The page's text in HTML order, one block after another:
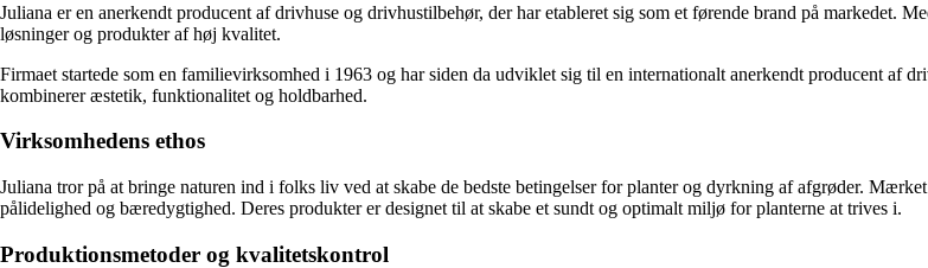
Juliana er en anerkendt producent af drivhuse og drivhustilbehør, der har etableret sig som et førende brand på markedet.
løsninger og produkter af høj kvalitet.
Firmaet startede som en familievirksomhed i 1963 og har siden da udviklet sig til en internationalt anerkendt producent af
kombinerer æstetik, funktionalitet og holdbarhed.
Virksomhedens ethos
Juliana tror på at bringe naturen ind i folks liv ved at skabe de bedste betingelser for planter og dyrkning af afgrøder.
pålidelighed og bæredygtighed. Deres produkter er designet til at skabe et sundt og optimalt miljø for planterne at trives i.
Produktionsmetoder og kvalitetskontrol